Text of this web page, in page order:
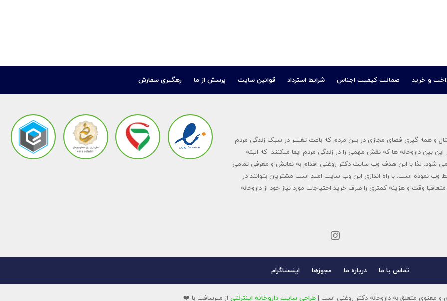
و خرید ضمانت کیفیت اجناس شرایط استرداد قوانین سایت پرسش از ما رهگیری سفارش
در سال ۱۳۹۴ پایه گزاری شد در عصر دیجیتال و همه گیری فضای مجازی در بین مردم که باعث تغییر در سبک زندگی مردم
بین داروخانه ها که نقش مهمی را در زندگی مردم ایفا میکنند که البته
شود. لذا با این هدف وب سایت دکتر روغنی اقدام به نمایش و معرفی تمامی
نموده است. با راه اندازی این وب سایت امید است مشتریان بتوانند در
وقت و هزینه کمتری را صرف خرید احتیاجات مورد نیاز خود از داروخانه
تماس با ما درباره ما مجوزها اینستاگرام
و معنوی متعلق به داروخانه دکتر روغنی است |طراحی سایت داروخانه اینترنتی از میرسافت با ❤️